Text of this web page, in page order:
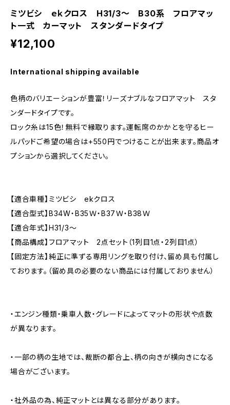
ミツビシ ｅｋクロス H31/3〜 B30系 フロアマッ
ト一式 カーマット スタンダードタイプ
¥12,100
International shipping available
色柄のバリエーションが豊富！リーズナブルなフロアマット スタ
ンダードタイプです。
ロック糸は15色！無料で縁取ります。運転席のかかとを守るヒー
ルパッドご希望の場合は+550円でつけることが出来ます。商品オ
プションから選択してください。
【適合車種】ミツビシ ekクロス
【適合型式】B34W・B35Ｗ・B37Ｗ・B38Ｗ
【適合年式】H31/3〜
【商品構成】フロアマット 2点セット（1列目1点・2列目1点）
【固定方法】純正に準ずる専用リングを取り付け、留め具も付属し
ております。（留め具の必要のない商品には付属しておりません）
・エンジン種類・乗車人数・グレードによってマットの形状や点数
が異なります。
・一部の柄の生地では、裁断の都合上、柄の向きが横向きになる
場合がございます。
・社外品の為、純正マットとは異なる部分があります。